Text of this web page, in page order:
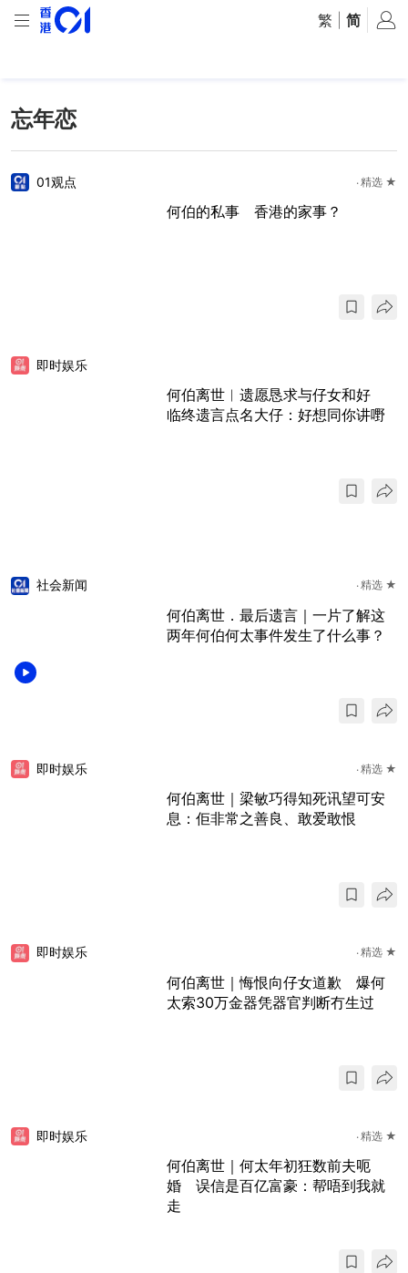
繁 简
忘年恋
01观点 精选 ★
何伯的私事 香港的家事？
即时娱乐
何伯离世︱遗愿恳求与仔女和好
临终遗言点名大仔：好想同你讲嘢
社会新闻 精选 ★
何伯离世．最后遗言｜一片了解这
两年何伯何太事件发生了什么事？
即时娱乐 精选 ★
何伯离世｜梁敏巧得知死讯望可安
息：佢非常之善良、敢爱敢恨
即时娱乐 精选 ★
何伯离世｜悔恨向仔女道歉 爆何
太索30万金器凭器官判断冇生过
即时娱乐 精选 ★
何伯离世｜何太年初狂数前夫呃
婚 误信是百亿富豪：帮唔到我就
走